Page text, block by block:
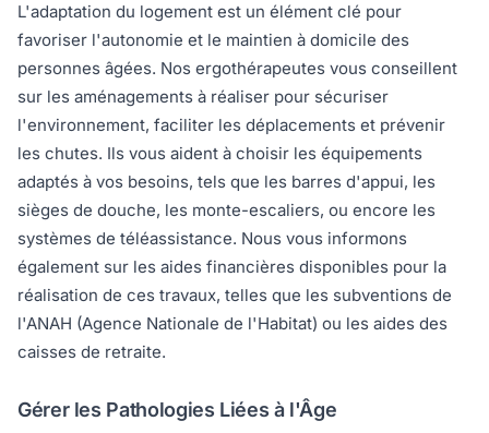
L'adaptation du logement est un élément clé pour
favoriser l'autonomie et le maintien à domicile des
personnes âgées. Nos ergothérapeutes vous conseillent
sur les aménagements à réaliser pour sécuriser
l'environnement, faciliter les déplacements et prévenir
les chutes. Ils vous aident à choisir les équipements
adaptés à vos besoins, tels que les barres d'appui, les
sièges de douche, les monte-escaliers, ou encore les
systèmes de téléassistance. Nous vous informons
également sur les aides financières disponibles pour la
réalisation de ces travaux, telles que les subventions de
l'ANAH (Agence Nationale de l'Habitat) ou les aides des
caisses de retraite.
Gérer les Pathologies Liées à l'Âge